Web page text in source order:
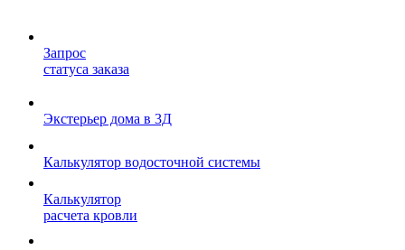
Запрос
статуса заказа
Экстерьер дома в 3Д
Калькулятор водосточной системы
Калькулятор
расчета кровли